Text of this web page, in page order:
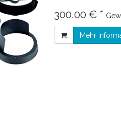
300.00 € *
Mehr